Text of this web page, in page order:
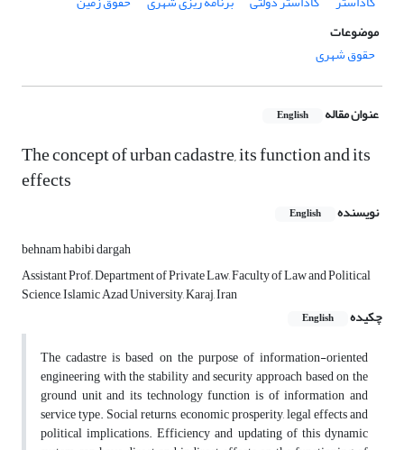
موضوعات
حقوق شهری
عنوان مقاله English
The concept of urban cadastre, its function and its
effects
نویسنده English
behnam habibi dargah
Assistant Prof,, Department of Private Law, Faculty of Law and Political
Science, Islamic Azad University, Karaj, Iran
چکیده
English
The cadastre is based on the purpose of information-oriented
engineering with the stability and security approach based on the
ground unit and its technology function is of information and
service type. Social returns, economic prosperity, legal effects and
political implications. Efficiency and updating of this dynamic